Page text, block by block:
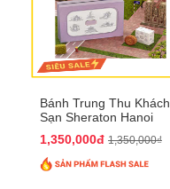
Bánh Trung Thu Khách
Sạn Sheraton Hanoi
1,350,000đ 1,350,000₫